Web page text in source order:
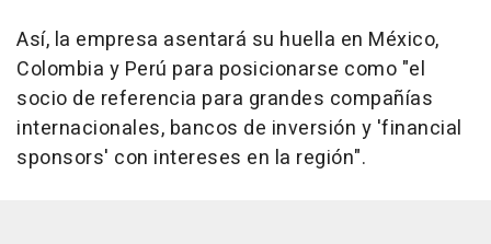
Así, la empresa asentará su huella en México,
Colombia y Perú para posicionarse como "el
socio de referencia para grandes compañías
internacionales, bancos de inversión y 'financial
sponsors' con intereses en la región".